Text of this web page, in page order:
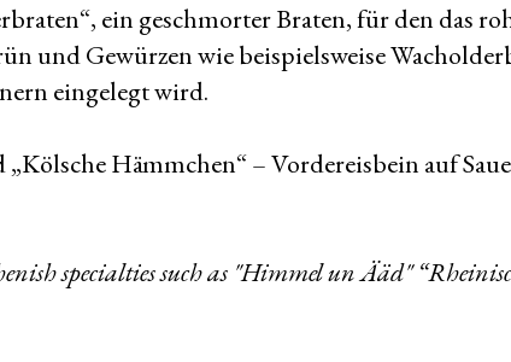
ein geschmorter Braten, für den das
und Gewürzen wie beispielsweise
eingelegt wird.
Hämmchen“ – Vordereisbein auf
specialties such as "Himmel un Ääd"